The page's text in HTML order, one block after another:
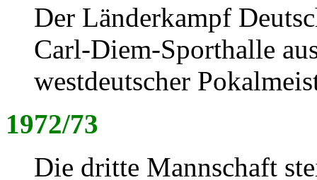
Der Länderkampf
Carl-Diem-Sporthalle
westdeutscher
1972/73
Die dritte Mannschaft